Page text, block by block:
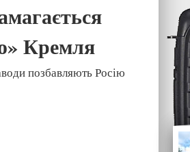
Кремля
позбавляють Росію